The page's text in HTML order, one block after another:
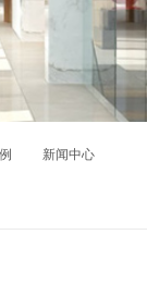
新闻中心